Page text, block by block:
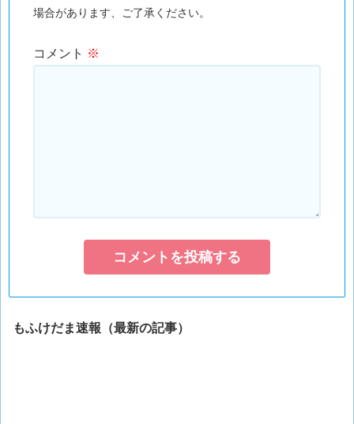
場合があります、ご了承ください。
コメント ※
もふけだま速報（最新の記事）